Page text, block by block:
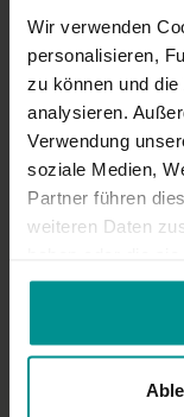
Wir verwenden
personalisieren,
zu können und
analysieren.
Verwendung
soziale Medien,
Partner führen
weiteren Daten
gesammelt haben.
Ähnliche Videos